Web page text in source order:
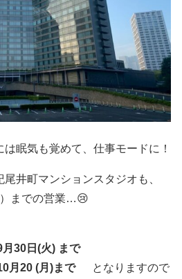
眠気も覚めて、仕事モードに！
井町マンションスタジオも、
までの営業…😢
30日(火) まで
月20 (月)までとなりますので